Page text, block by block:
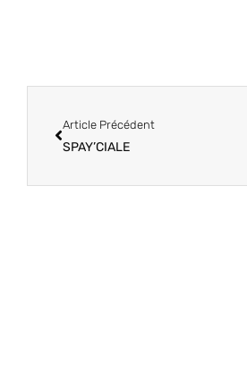
Article Précédent
SPAY’CIALE